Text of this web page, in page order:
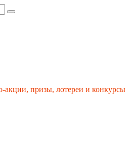
акции, призы, лотереи и конкурсы